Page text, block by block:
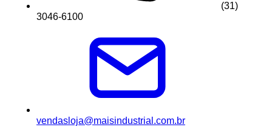
(31)
3046-6100
vendasloja@maisindustrial.com.br